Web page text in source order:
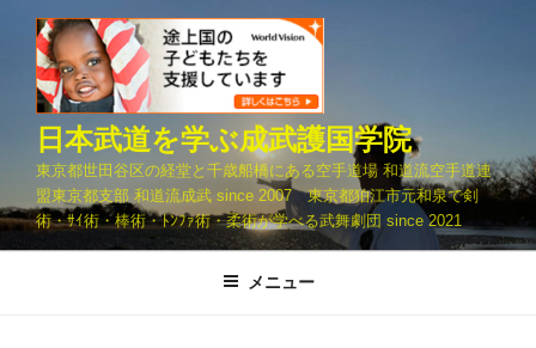
キ
日本武道を学ぶ成武護国学院
東京都世田谷区の経堂と千歳船橋にある空手道場 和道流空手道連
盟東京都支部 和道流成武 since 2007 東京都狛江市元和泉で剣
術・ｻｲ術・棒術・ﾄﾝﾌｧ術・柔術が学べる武舞劇団 since 2021
メニュー